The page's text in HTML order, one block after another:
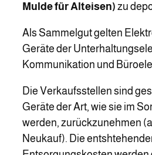
Mulde für Alteisen) zu
Als Sammelgut gelten
Geräte der
Kommunikation und
Die Verkaufsstellen sind
Geräte der Art, wie sie im
werden, zurückzunehmen
Neukauf). Die